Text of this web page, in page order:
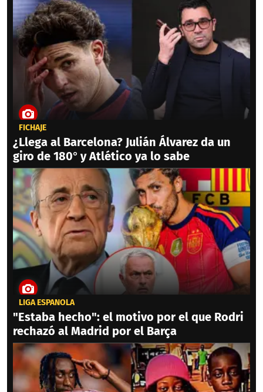
FICHAJE
¿Llega al Barcelona? Julián Álvarez da un
giro de 180° y Atlético ya lo sabe
LIGA ESPAÑOLA
"Estaba hecho": el motivo por el que Rodri
rechazó al Madrid por el Barça